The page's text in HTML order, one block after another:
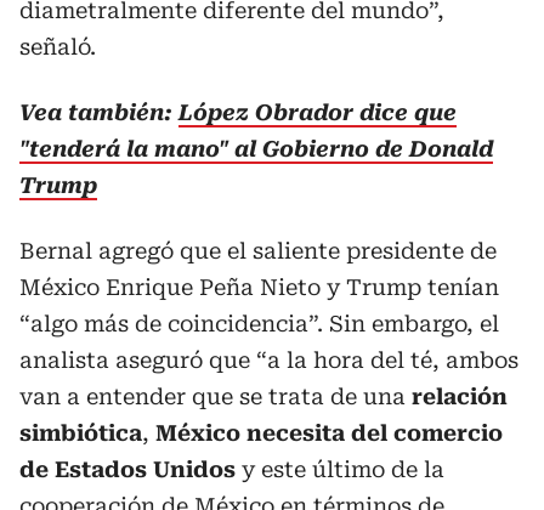
diametralmente diferente del mundo”,
señaló.
Vea también:López Obrador dice que
"tenderá la mano" al Gobierno de Donald
Trump
Bernal agregó que el saliente presidente de
México Enrique Peña Nieto y Trump tenían
“algo más de coincidencia”. Sin embargo, el
analista aseguró que “a la hora del té, ambos
van a entender que se trata de una relación
simbiótica, México necesita del comercio
de Estados Unidos y este último de la